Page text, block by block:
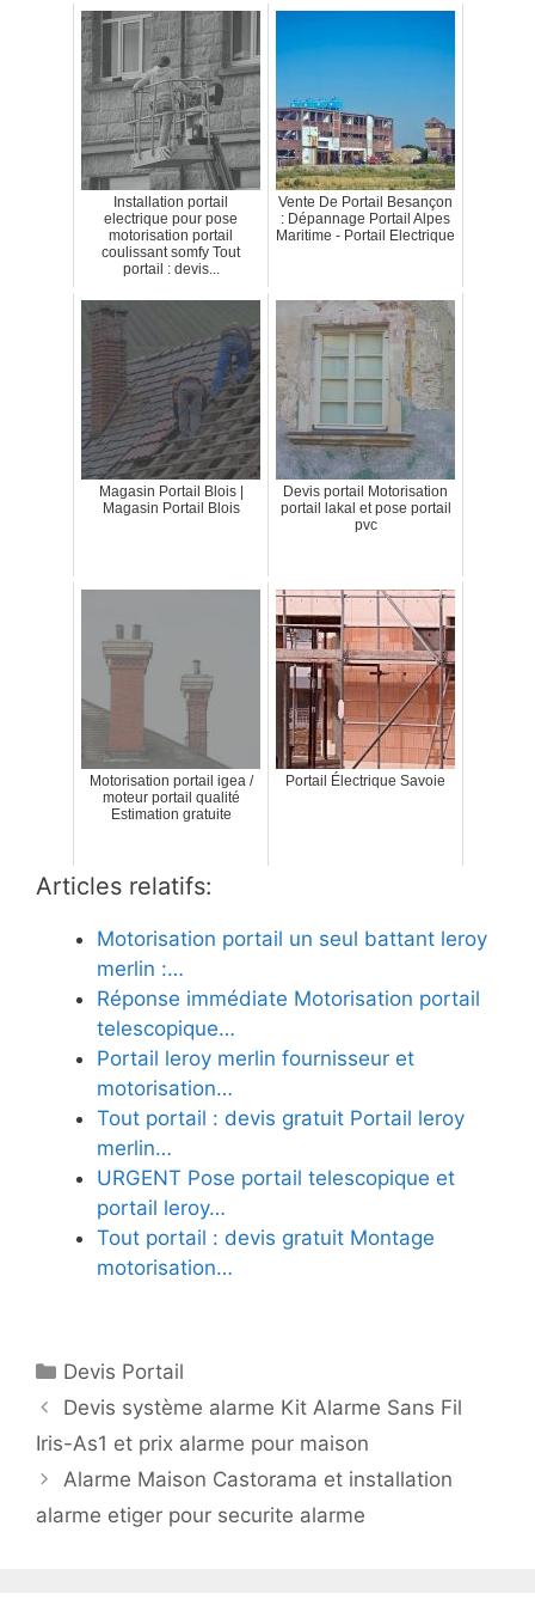
Installation portail
electrique pour pose
motorisation portail
coulissant somfy Tout
portail : devis...
Vente De Portail Besançon
: Dépannage Portail Alpes
Maritime - Portail Electrique
Magasin Portail Blois |
Magasin Portail Blois
Devis portail Motorisation
portail lakal et pose portail
pvc
Motorisation portail igea /
moteur portail qualité
Estimation gratuite
Portail Électrique Savoie
Articles relatifs:
Motorisation portail un seul battant leroy
merlin :…
Réponse immédiate Motorisation portail
telescopique…
Portail leroy merlin fournisseur et
motorisation…
Tout portail : devis gratuit Portail leroy
merlin…
URGENT Pose portail telescopique et
portail leroy…
Tout portail : devis gratuit Montage
motorisation…
Catégories
Devis Portail
Devis système alarme Kit Alarme Sans Fil
Iris-As1 et prix alarme pour maison
Alarme Maison Castorama et installation
alarme etiger pour securite alarme